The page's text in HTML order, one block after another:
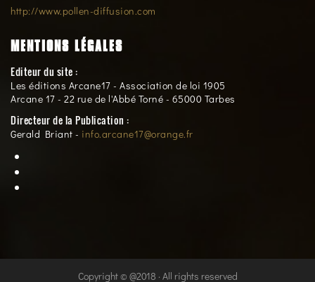
http://www.pollen-diffusion.com
MENTIONS LÉGALES
Editeur du site :
Les éditions Arcane17 - Association de loi 1905
Arcane 17 - 22 rue de l'Abbé Torné - 65000 Tarbes
Directeur de la Publication :
Gerald Briant - info.arcane17@orange.fr
Copyright © @2018 · All rights reserved